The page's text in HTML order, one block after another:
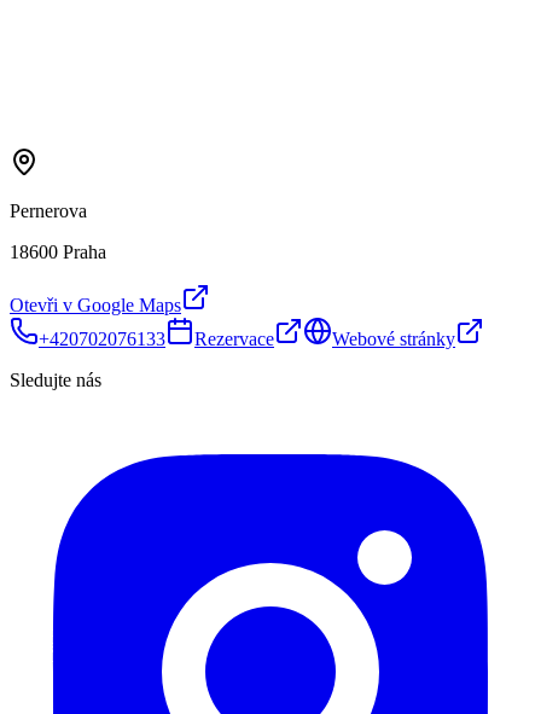
Pernerova
18600 Praha
Otevři v Google Maps
+420702076133
Rezervace
Webové stránky
Sledujte nás